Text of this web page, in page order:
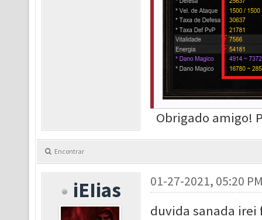
Obrigado amigo!
Encontrar
iEIias 01-27-2021, 05:20
duvida sanada irei